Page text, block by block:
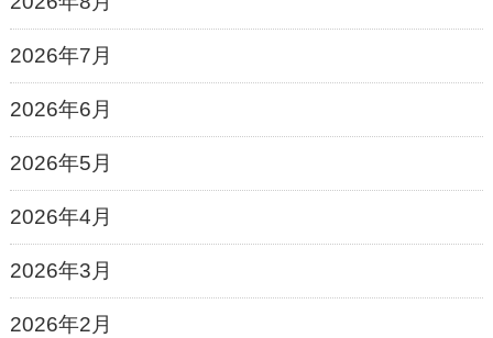
2026年7月
2026年6月
2026年5月
2026年4月
2026年3月
2026年2月